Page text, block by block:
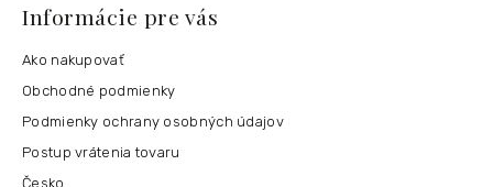
Informácie pre vás
Ako nakupovať
Obchodné podmienky
Podmienky ochrany osobných údajov
Postup vrátenia tovaru
Česko